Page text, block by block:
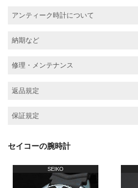
アンティーク時計について
納期など
修理・メンテナンス
返品規定
保証規定
セイコーの腕時計
SEIKO